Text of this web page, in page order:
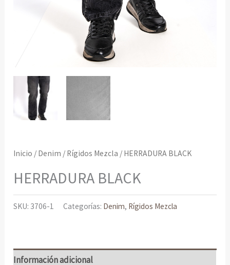
Inicio / Denim / Rígidos Mezcla / HERRADURA BLACK
HERRADURA BLACK
SKU: 3706-1 Categorías: Denim, Rígidos Mezcla
Información adicional